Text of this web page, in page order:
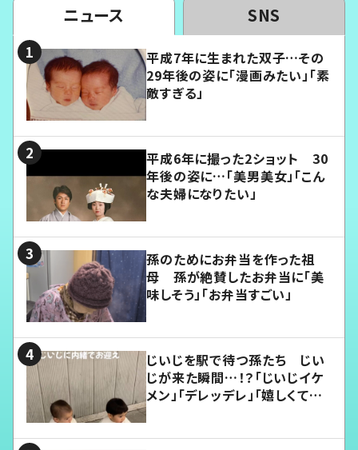
ニュース SNS
平成7年に生まれた双子…その
29年後の姿に「漫画みたい」「素
敵すぎる」
平成6年に撮った2ショット 30
年後の姿に…「美男美女」「こん
な夫婦になりたい」
孫のためにお弁当を作った祖
母 孫が絶賛したお弁当に「美
味しそう」「お弁当すごい」
じいじを駅で待つ孫たち じい
じが来た瞬間…！？「じいじイケ
メン」「デレッデレ」「嬉しくて可